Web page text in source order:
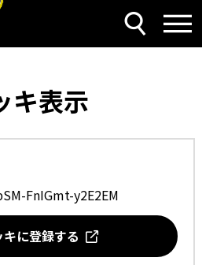
キ表示
FnIGmt-y2E2EM
に登録する